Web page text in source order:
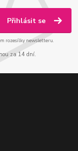
Přihlásit se
rozesílky newsletteru.
za 14 dní.